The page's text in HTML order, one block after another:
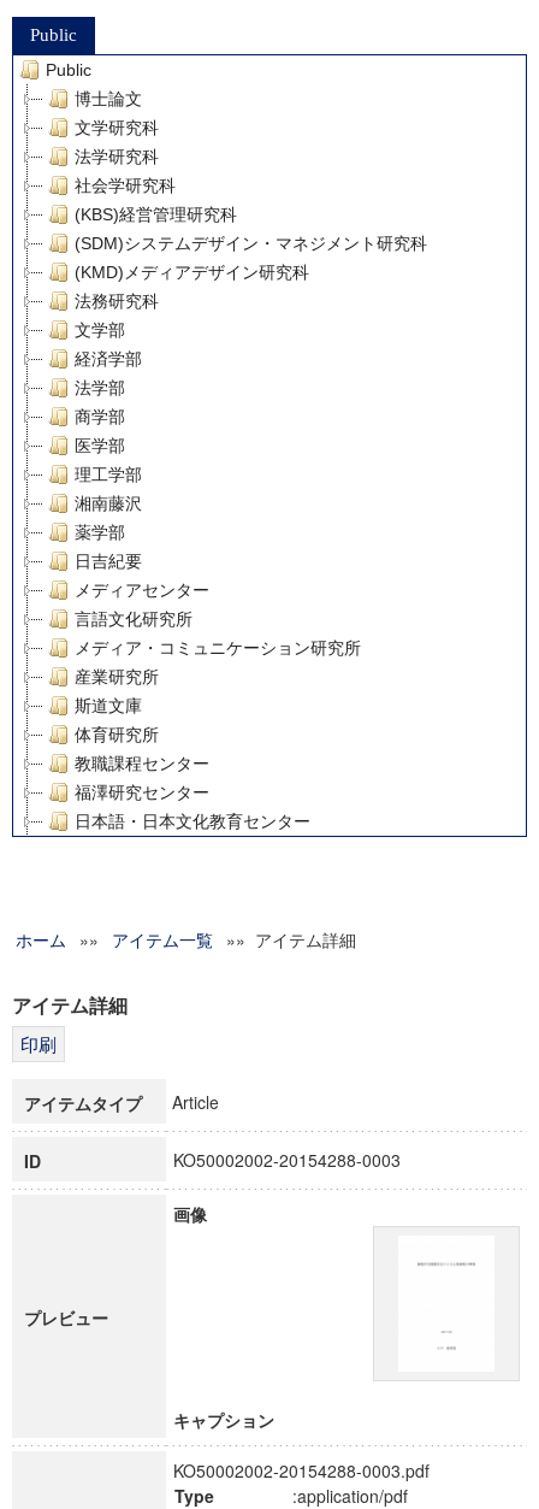
Public
Public
博士論文
文学研究科
法学研究科
社会学研究科
(KBS)経営管理研究科
(SDM)システムデザイン・マネジメント研究科
(KMD)メディアデザイン研究科
法務研究科
文学部
経済学部
法学部
商学部
医学部
理工学部
湘南藤沢
薬学部
日吉紀要
メディアセンター
言語文化研究所
メディア・コミュニケーション研究所
産業研究所
斯道文庫
体育研究所
教職課程センター
福澤研究センター
日本語・日本文化教育センター
グローバルリサーチインスティテュート
科学研究費補助金研究成果報告書
博士課程教育リーディングプログラム「超成熟社会発展のサ
ホーム »» アイテム一覧 »» アイテム詳細
アイテム詳細
アイテムタイプ Article
ID KO50002002-20154288-0003
プレビュー
画像
キャプション
KO50002002-20154288-0003.pdf
Type
:application/pdf